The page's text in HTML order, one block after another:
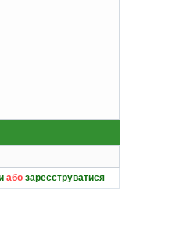
або зареєструватися